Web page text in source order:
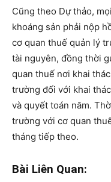
Cũng theo Dự thảo,
khoáng sản phải nộp
cơ quan thuế quản lý
tài nguyên, đồng thời
quan thuế nơi khai
trường đối với khai
và quyết toán năm.
trường với cơ quan
tháng tiếp theo.
Bài Liên Quan: